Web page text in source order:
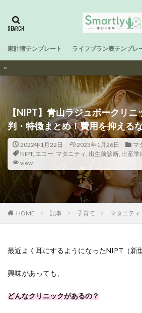
家計簿テンプレート ライフプラン表テンプレ
【NIPT】青山ラジュボークリニ
判・特徴まとめ！費用を抑える
2022年1月22日 2023年1月26日
マ
NIPT, エコー, マタニティ, 出生前診断, 出産準
view
HOME 記事 子育て マタニティ
最近よく耳にするようになったNIPT（新
興味があっても、
どんなクリニックがあるの？